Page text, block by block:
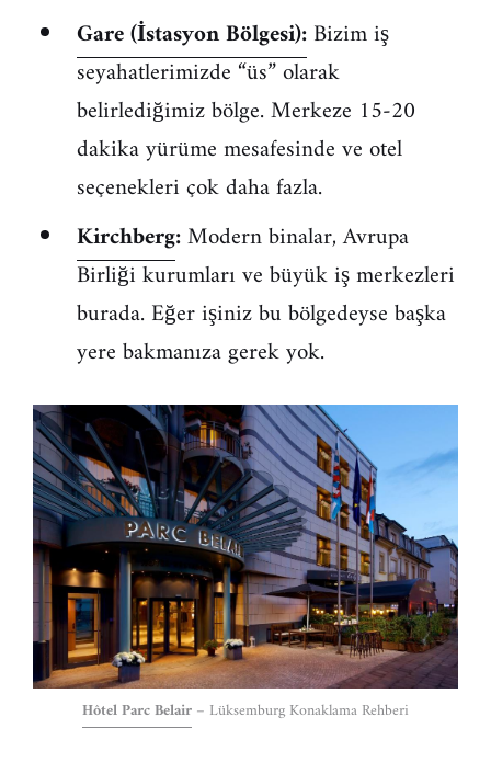
Gare (İstasyon Bölgesi):Bizim iş
seyahatlerimizde “üs” olarak
belirlediğimiz bölge. Merkeze 15-20
dakika yürüme mesafesinde ve otel
seçenekleri çok daha fazla.
Kirchberg:Modern binalar, Avrupa
Birliği kurumları ve büyük iş merkezleri
burada. Eğer işiniz bu bölgedeyse başka
yere bakmanıza gerek yok.
Hôtel Parc Belair – Lüksemburg Konaklama Rehberi